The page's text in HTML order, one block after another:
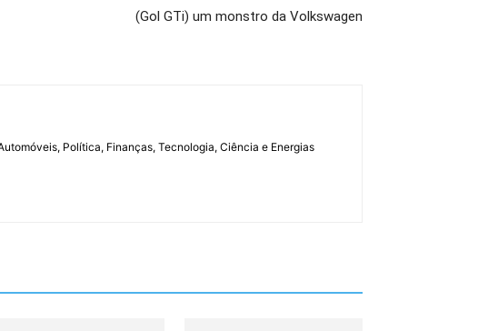
(Gol GTi) um monstro da Volkswagen
Política, Finanças, Tecnologia, Ciência e Energias